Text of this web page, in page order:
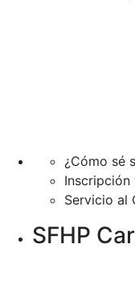
¿Cómo sé
Inscripción
Servicio al
SFHP